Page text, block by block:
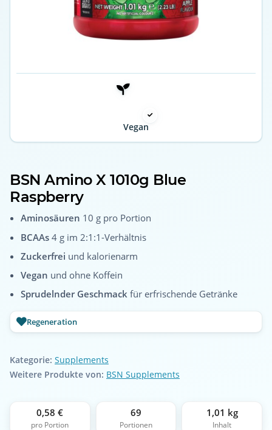
Vegan
BSN Amino X 1010g Blue
Raspberry
Aminosäuren 10 g pro Portion
BCAAs 4 g im 2:1:1-Verhältnis
Zuckerfrei und kalorienarm
Vegan und ohne Koffein
Sprudelnder Geschmack für erfrischende Getränke
Regeneration
Kategorie: Supplements
Weitere Produkte von: BSN Supplements
0,58 €
pro Portion
69
Portionen
1,01 kg
Inhalt